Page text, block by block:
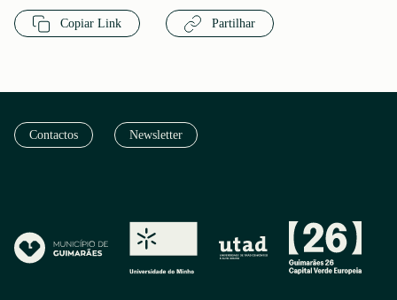
Copiar Link Partilhar
Contactos Newsletter